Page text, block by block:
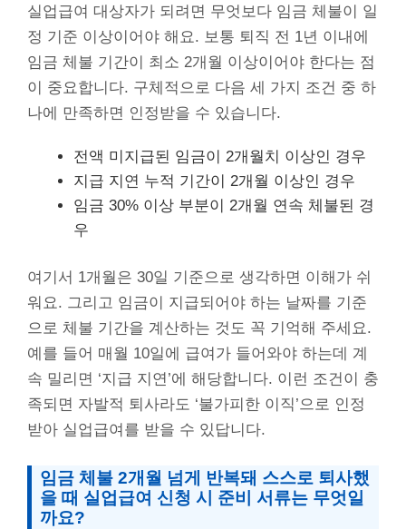
실업급여 대상자가 되려면 무엇보다 임금 체불이 일
정 기준 이상이어야 해요. 보통 퇴직 전 1년 이내에
임금 체불 기간이 최소 2개월 이상이어야 한다는 점
이 중요합니다. 구체적으로 다음 세 가지 조건 중 하
나에 만족하면 인정받을 수 있습니다.
전액 미지급된 임금이 2개월치 이상인 경우
지급 지연 누적 기간이 2개월 이상인 경우
임금 30% 이상 부분이 2개월 연속 체불된 경
우
여기서 1개월은 30일 기준으로 생각하면 이해가 쉬
워요. 그리고 임금이 지급되어야 하는 날짜를 기준
으로 체불 기간을 계산하는 것도 꼭 기억해 주세요.
예를 들어 매월 10일에 급여가 들어와야 하는데 계
속 밀리면 ‘지급 지연’에 해당합니다. 이런 조건이 충
족되면 자발적 퇴사라도 ‘불가피한 이직’으로 인정
받아 실업급여를 받을 수 있답니다.
임금 체불 2개월 넘게 반복돼 스스로 퇴사했
을 때 실업급여 신청 시 준비 서류는 무엇일
까요?